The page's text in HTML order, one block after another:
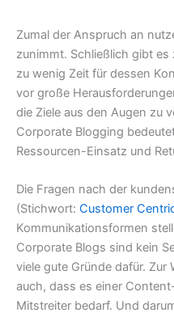
Zumal der Anspruch an
zunimmt. Schließlich gibt
zu wenig Zeit für dessen
vor große
die Ziele aus den Augen zu
Corporate Blogging
Ressourcen-Einsatz und
Die Fragen nach der
(Stichwort: Customer
Kommunikationsformen
Corporate Blogs sind kein
viele gute Gründe dafür. Zur
auch, dass es einer
Mitstreiter bedarf. Und